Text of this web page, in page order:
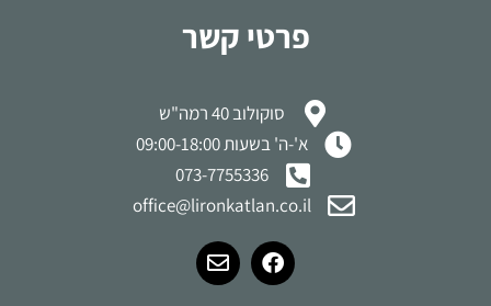
פרטי קשר
סוקולוב 40 רמה"ש
א'-ה' בשעות 09:00-18:00
073-7755336
office@lironkatlan.co.il